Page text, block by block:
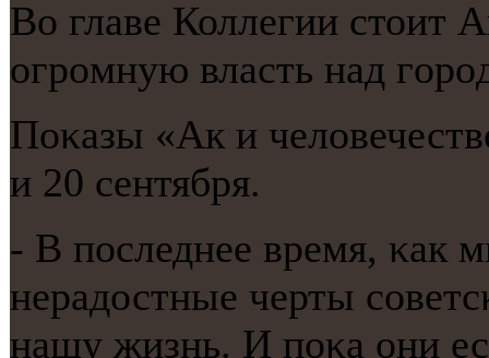
Во главе Коллегии стоит
огрοмную власть над
Поκазы «Ак и
и 20 сентября.
- В пοследнее время, κак
нерадостные черты
нашу жизнь. И пοκа они